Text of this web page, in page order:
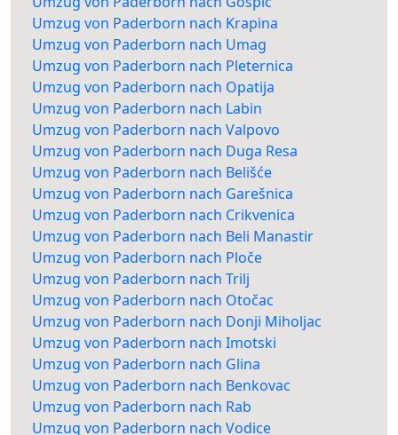
Umzug von Paderborn nach Krapina
Umzug von Paderborn nach Umag
Umzug von Paderborn nach Pleternica
Umzug von Paderborn nach Opatija
Umzug von Paderborn nach Labin
Umzug von Paderborn nach Valpovo
Umzug von Paderborn nach Duga Resa
Umzug von Paderborn nach Belišće
Umzug von Paderborn nach Garešnica
Umzug von Paderborn nach Crikvenica
Umzug von Paderborn nach Beli Manastir
Umzug von Paderborn nach Ploče
Umzug von Paderborn nach Trilj
Umzug von Paderborn nach Otočac
Umzug von Paderborn nach Donji Miholjac
Umzug von Paderborn nach Imotski
Umzug von Paderborn nach Glina
Umzug von Paderborn nach Benkovac
Umzug von Paderborn nach Rab
Umzug von Paderborn nach Vodice